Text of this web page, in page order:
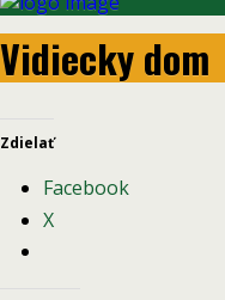
Vidiecky dom
Zdielať
Facebook
X